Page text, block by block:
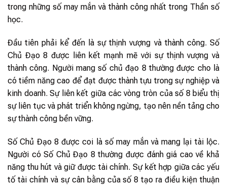
trong những số may mắn và thành công nhất trong Thần số
học.
Đầu tiên phải kể đến là sự thịnh vượng và thành công. Số
Chủ Đạo 8 được liên kết mạnh mẽ với sự thịnh vượng và
thành công. Người mang số chủ đạo 8 thường được cho là
có tiềm năng cao để đạt được thành tựu trong sự nghiệp và
kinh doanh. Sự liên kết giữa các vòng tròn của số 8 biểu thị
sự liên tục và phát triển không ngừng, tạo nên nền tảng cho
sự thành công bền vững.
Số Chủ Đạo 8 được coi là số may mắn và mang lại tài lộc.
Người có Số Chủ Đạo 8 thường được đánh giá cao về khả
năng thu hút và giữ được tài chính. Sự kết hợp giữa các yếu
tố tài chính và sự cân bằng của số 8 tạo ra điều kiện thuận